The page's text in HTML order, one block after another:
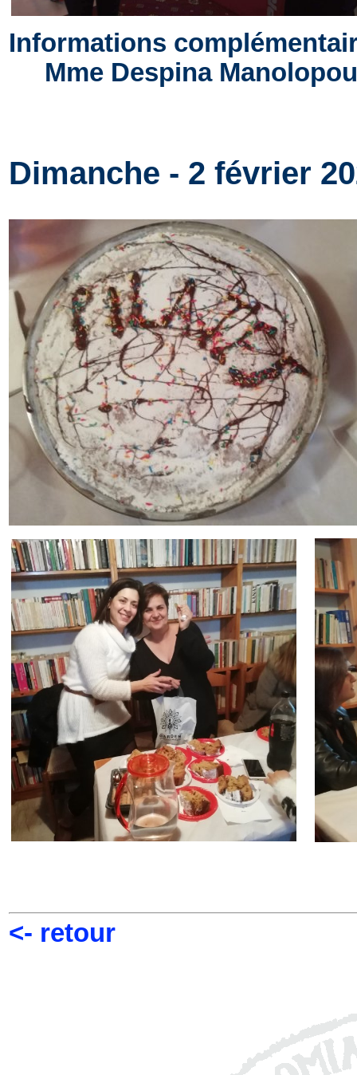
Informations
Mme Despina
Dimanche - 2 février
<- retour